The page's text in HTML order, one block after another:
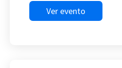
Ver evento